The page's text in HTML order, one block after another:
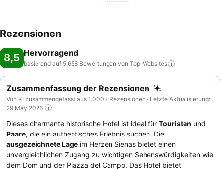
Rezensionen
8,5 Hervorragend
basierend auf 5.658 Bewertungen von Top-Websites
Zusammenfassung der Rezensionen
Von KI zusammengefasst aus 1.000+ Rezensionen · Letzte Aktualisierung:
29 May 2026
Dieses charmante historische Hotel ist ideal für Touristen und
Paare, die ein authentisches Erlebnis suchen. Die
ausgezeichnete Lage im Herzen Sienas bietet einen
unvergleichlichen Zugang zu wichtigen Sehenswürdigkeiten wie
dem Dom und der Piazza del Campo. Das Hotel bietet